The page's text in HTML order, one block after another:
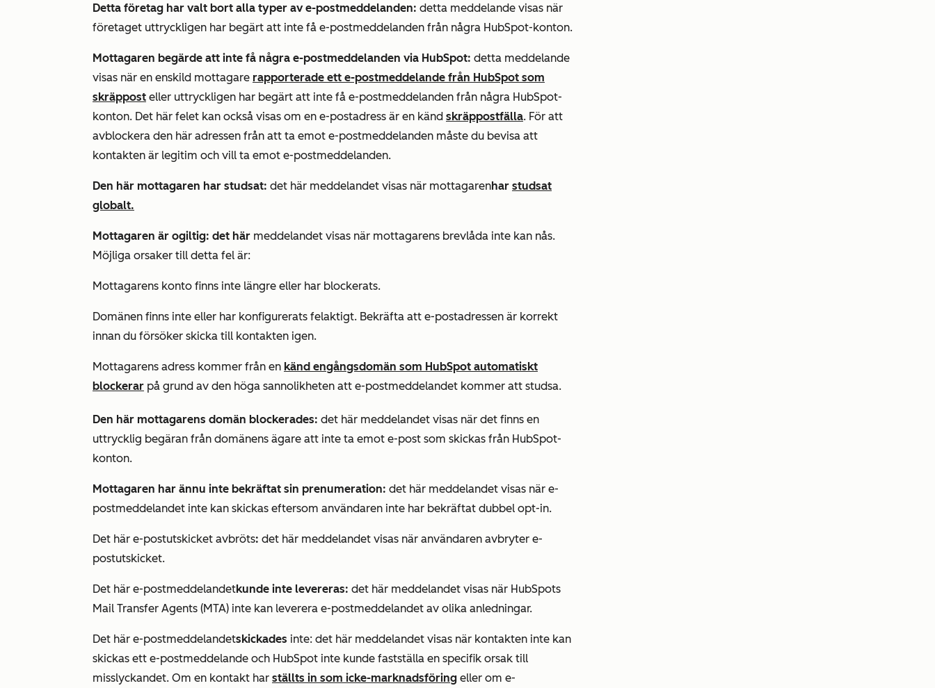
Detta företag har valt bort alla typer av e-postmeddelanden: detta meddelande visas när
företaget uttryckligen har begärt att inte få e-postmeddelanden från några HubSpot-konton.
Mottagaren begärde att inte få några e-postmeddelanden via HubSpot: detta meddelande
visas när en enskild mottagare rapporterade ett e-postmeddelande från HubSpot som
skräppost eller uttryckligen har begärt att inte få e-postmeddelanden från några HubSpot-
konton. Det här felet kan också visas om en e-postadress är en känd skräppostfälla. För att
avblockera den här adressen från att ta emot e-postmeddelanden måste du bevisa att
kontakten är legitim och vill ta emot e-postmeddelanden.
Den här mottagaren har studsat: det här meddelandet visas när mottagarenhar studsat
globalt.
Mottagaren är ogiltig: det här meddelandet visas när mottagarens brevlåda inte kan nås.
Möjliga orsaker till detta fel är:
Mottagarens konto finns inte längre eller har blockerats.
Domänen finns inte eller har konfigurerats felaktigt. Bekräfta att e-postadressen är korrekt
innan du försöker skicka till kontakten igen.
Mottagarens adress kommer från en känd engångsdomän som HubSpot automatiskt
blockerar på grund av den höga sannolikheten att e-postmeddelandet kommer att studsa.
Den här mottagarens domän blockerades: det här meddelandet visas när det finns en
uttrycklig begäran från domänens ägare att inte ta emot e-post som skickas från HubSpot-
konton.
Mottagaren har ännu inte bekräftat sin prenumeration: det här meddelandet visas när e-
postmeddelandet inte kan skickas eftersom användaren inte har bekräftat dubbel opt-in.
Det här e-postutskicket avbröts: det här meddelandet visas när användaren avbryter e-
postutskicket.
Det här e-postmeddelandetkunde inte levereras: det här meddelandet visas när HubSpots
Mail Transfer Agents (MTA) inte kan leverera e-postmeddelandet av olika anledningar.
Det här e-postmeddelandetskickades inte: det här meddelandet visas när kontakten inte kan
skickas ett e-postmeddelande och HubSpot inte kunde fastställa en specifik orsak till
misslyckandet. Om en kontakt har ställts in som icke-marknadsföring eller om e-